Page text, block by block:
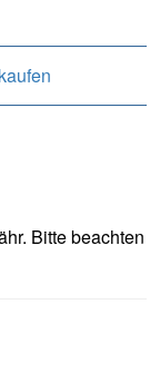
Bitte beachten